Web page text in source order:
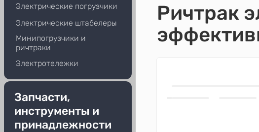
Электрические погрузчики
Электрические штабелеры
Минипогрузчики и
ричтраки
Электротележки
Запчасти,
инструменты и
принадлежности
Ричтрак